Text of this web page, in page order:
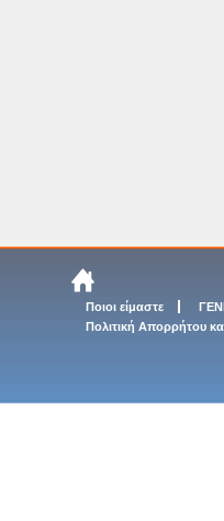
Ποιοι είμαστε
Πολιτική Απορρήτου